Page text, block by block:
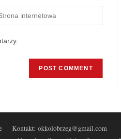
Kontakt: okkolobrzeg@gmail.com